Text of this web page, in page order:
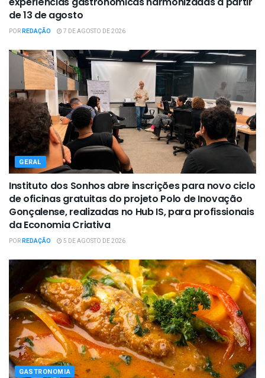
de 13 de agosto
PORREDAÇÃO 7 DE AGOSTO DE 2026
GERAL
Instituto dos Sonhos abre inscrições para novo ciclo
de oficinas gratuitas do projeto Polo de Inovação
Gonçalense, realizadas no Hub IS, para profissionais
da Economia Criativa
PORREDAÇÃO 5 DE AGOSTO DE 2026
GASTRONOMIA